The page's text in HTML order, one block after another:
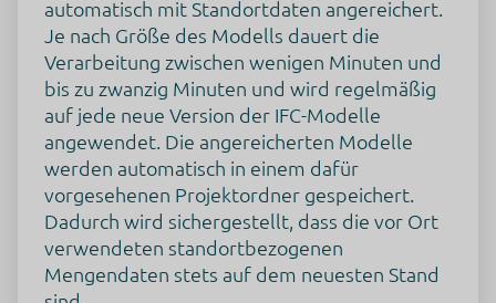
automatisch mit Standortdaten angereichert.
Je nach Größe des Modells dauert die
Verarbeitung zwischen wenigen Minuten und
bis zu zwanzig Minuten und wird regelmäßig
auf jede neue Version der IFC-Modelle
angewendet. Die angereicherten Modelle
werden automatisch in einem dafür
vorgesehenen Projektordner gespeichert.
Dadurch wird sichergestellt, dass die vor Ort
verwendeten standortbezogenen
Mengendaten stets auf dem neuesten Stand